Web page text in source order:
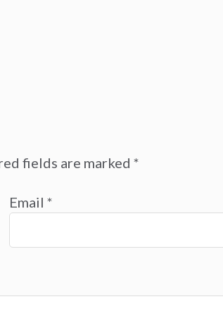
fields are marked *
Email *